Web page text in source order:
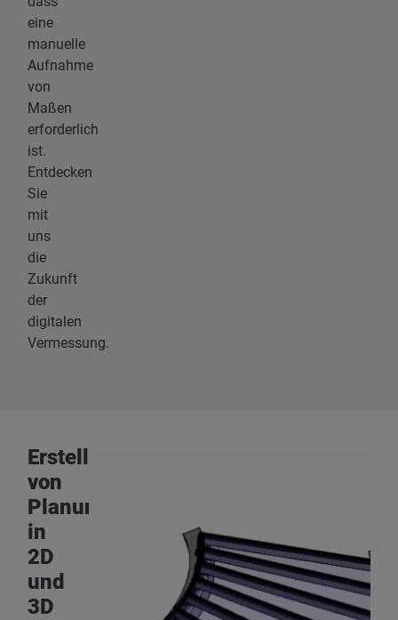
eine
manuelle
Aufnahme
von
Maßen
erforderlich
ist.
Entdecken
Sie
mit
uns
die
Zukunft
der
digitalen
Vermessung.
Erstellung
von
Planungsunterlagen
in
2D
und
3D